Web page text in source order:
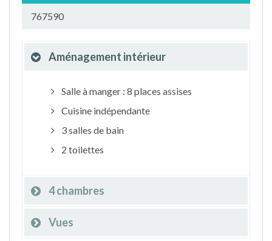
767590
Aménagement intérieur
Salle à manger : 8 places assises
Cuisine indépendante
3 salles de bain
2 toilettes
4 chambres
Vues